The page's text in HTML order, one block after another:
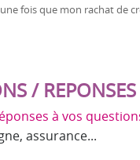
fois que mon rachat de
/ REPONSES
à vos
assurance...